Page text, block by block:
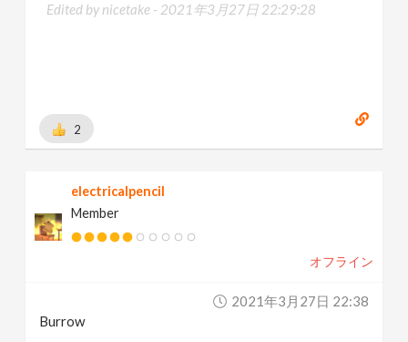
Edited by nicetake - 2021年3月27日 22:29:28
2
electricalpencil
Member
オフライン
2021年3月27日 22:38
Burrow